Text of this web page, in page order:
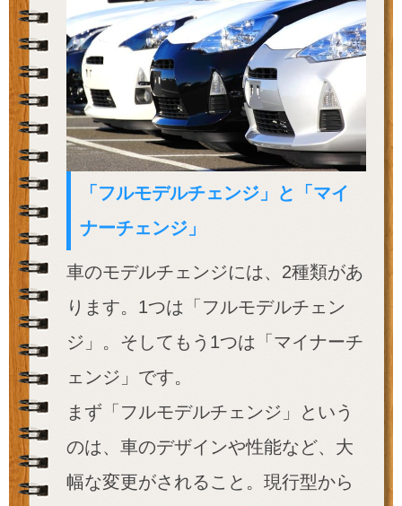
「フルモデルチェンジ」と「マイ
ナーチェンジ」
車のモデルチェンジには、2種類があ
ります。1つは「フルモデルチェン
ジ」。そしてもう1つは「マイナーチ
ェンジ」です。
まず「フルモデルチェンジ」という
のは、車のデザインや性能など、大
幅な変更がされること。現行型から